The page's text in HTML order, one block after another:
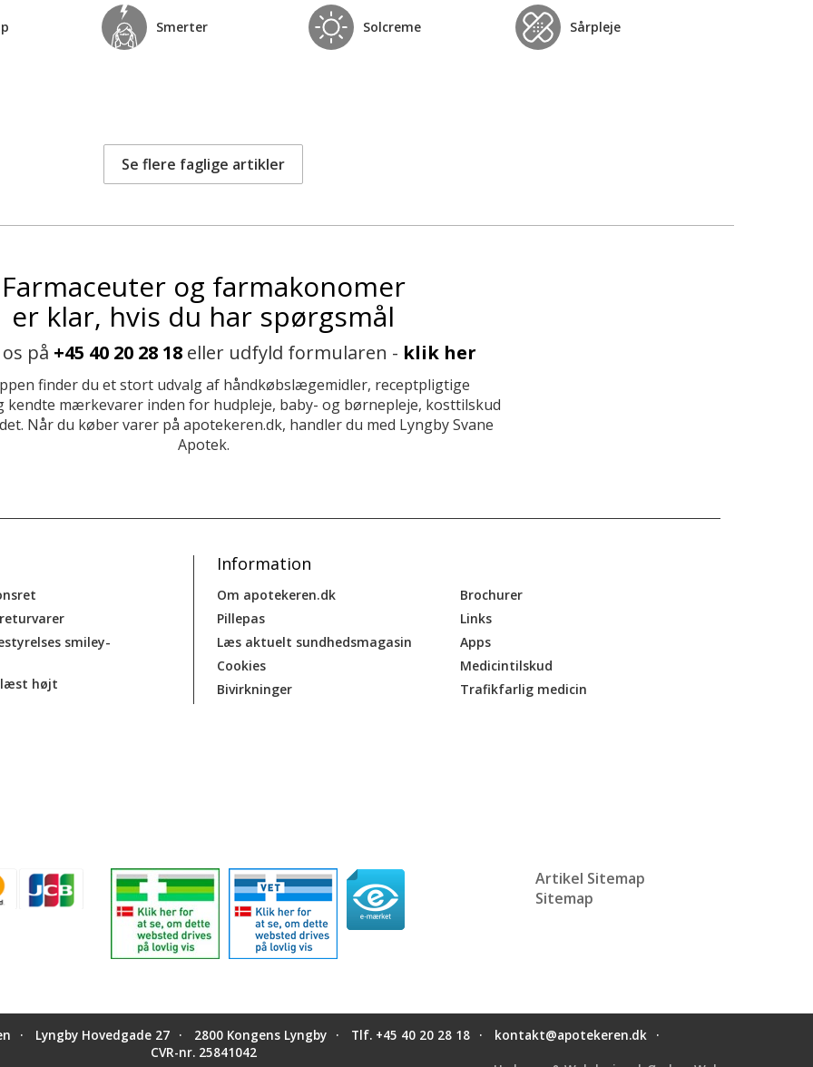
Smerter Solcreme Sårpleje
Se flere faglige artikler
Farmaceuter og farmakonomer
er klar, hvis du har spørgsmål
på +45 40 20 28 18 eller udfyld formularen - klik her
finder du et stort udvalg af håndkøbslægemidler, receptpligtige
kendte mærkevarer inden for hudpleje, baby- og børnepleje, kosttilskud
Når du køber varer på apotekeren.dk, handler du med Lyngby Svane
Apotek.
smiley-
læst højt
Information
Om apotekeren.dk
Pillepas
Læs aktuelt sundhedsmagasin
Cookies
Bivirkninger
Brochurer
Links
Apps
Medicintilskud
Trafikfarlig medicin
Artikel Sitemap
Sitemap
Lyngby Hovedgade 27 2800 Kongens Lyngby Tlf. +45 40 20 28 18
kontakt@apotekeren.dk
CVR-nr. 25841042